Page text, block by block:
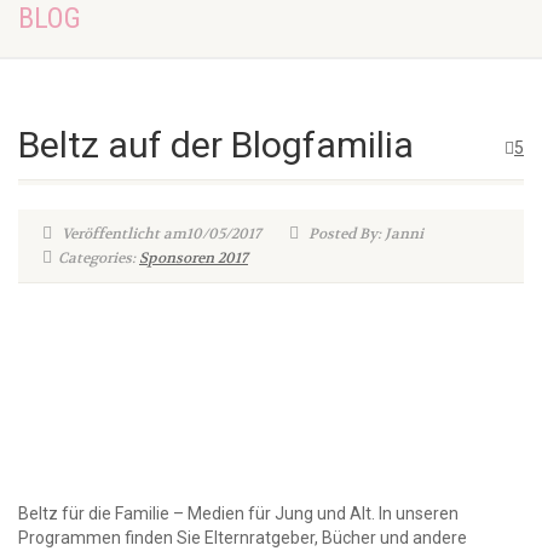
BLOG
5
Beltz auf der Blogfamilia
Veröffentlicht am10/05/2017
Posted By: Janni
Categories:Sponsoren 2017
Beltz für die Familie – Medien für Jung und Alt. In unseren
Programmen finden Sie Elternratgeber, Bücher und andere